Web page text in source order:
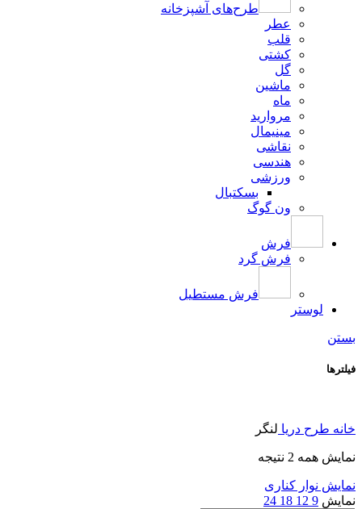
طرح‌های آشپزخانه
عطر
قلب
کشتی
گل
ماشین
ماه
مروارید
مینیمال
نقاشی
هندسی
ورزشی
بسکتبال
ون گوگ
فرش
فرش گرد
فرش مستطیل
لوستر
بستن
فیلترها
خانه طرح دریا لنگر
نمایش همه 2 نتیجه
نمایش نوار کناری
نمایش 9
12
18
24